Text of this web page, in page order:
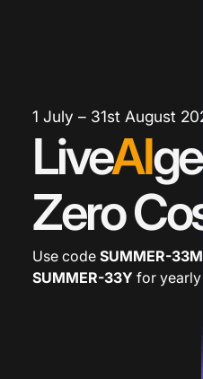
1 July – 31st August
LiveAI
Zero
Use code SUMMER-33M
SUMMER-33Y for